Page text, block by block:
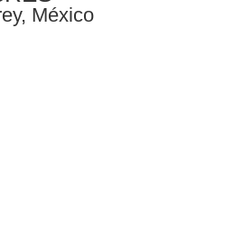
México